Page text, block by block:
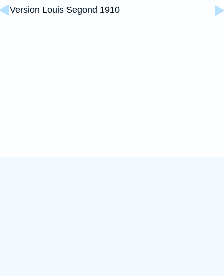
Version Louis Segond 1910